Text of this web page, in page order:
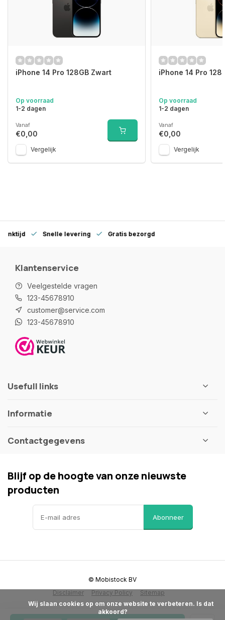
iPhone 14 Pro 128GB Zwart
Op voorraad
1-2 dagen
Vanaf
€0,00
Vergelijk
iPhone 14 Pro
Op voorraad
1-2 dagen
Vanaf
€0,00
Vergelijk
Snelle levering Gratis bezorgd
Klantenservice
Veelgestelde vragen
123-45678910
customer@service.com
123-45678910
Usefull links
Informatie
Contactgegevens
Blijf op de hoogte van onze nieuwste
producten
Abonneer
Disclaimer Privacy Policy Sitemap
© Mobistock BV
akkoord?